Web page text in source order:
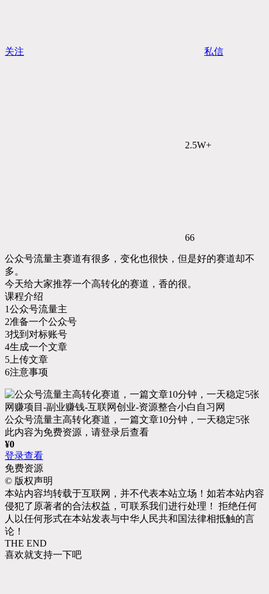
关注 私信
2.5W+
66
公众号流量主赛道有很多，变化也很快，但是好的赛道却不
多。
今天给大家推荐一个高转化的赛道，香的很。
课程介绍
1公众号流量主
2准备一个公众号
3找到对标账号
4生成一个文章
5上传文章
6注意事项
公众号流量主高转化赛道，一篇文章10分钟，一天稳定5张
此内容为免费资源，请登录后查看
¥0
登录查看
免费资源
© 版权声明
本站内容均转载于互联网，并不代表本站立场！如若本站内容
侵犯了原著者的合法权益，可联系我们进行处理！ 拒绝任何
人以任何形式在本站发表与中华人民共和国法律相抵触的言
论！
THE END
喜欢就支持一下吧